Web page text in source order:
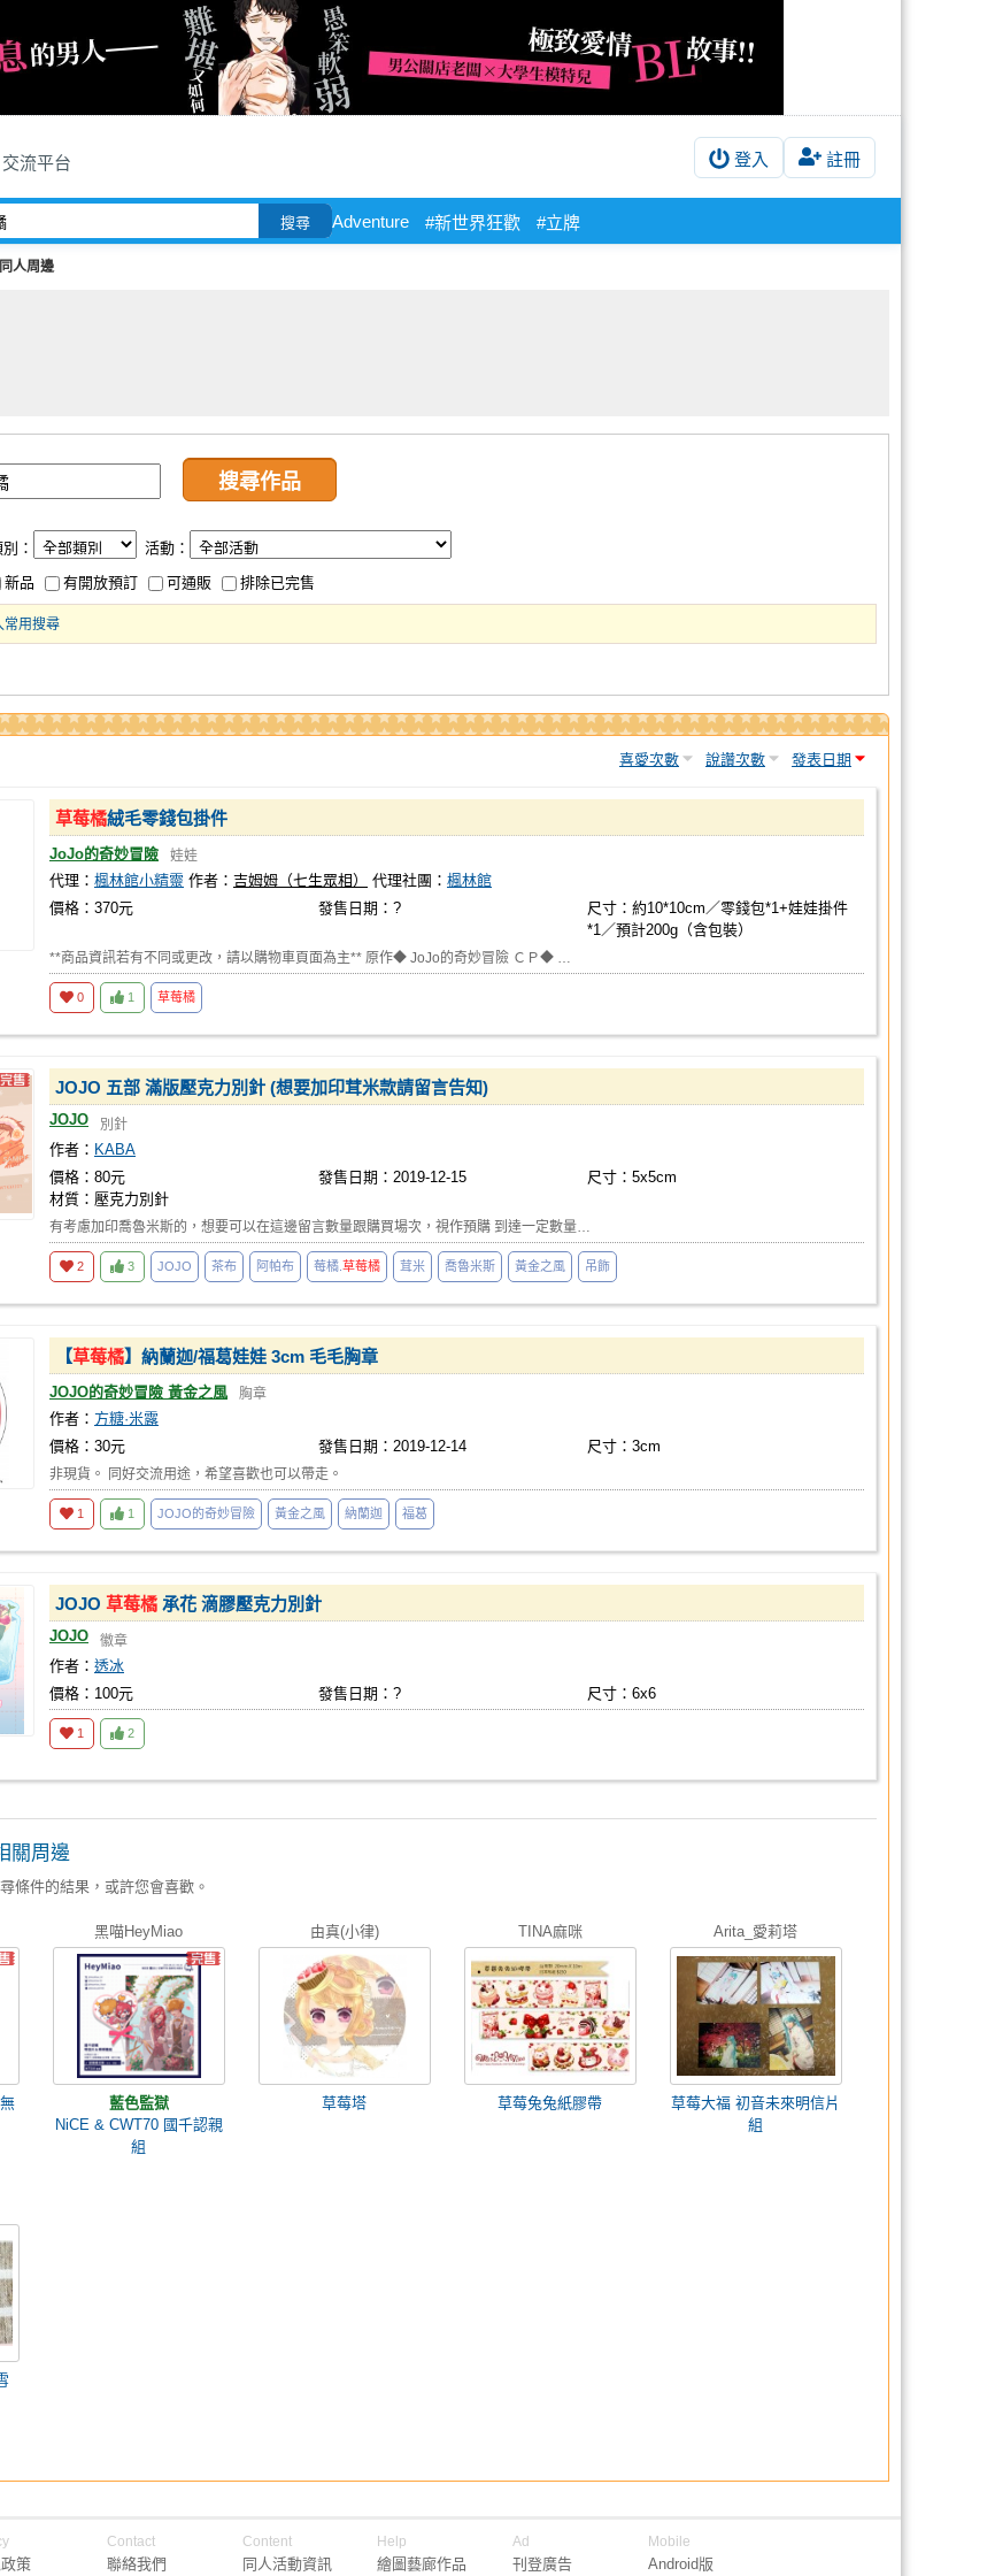
流平台 登入 註冊
搜尋 Adventure #新世界狂歡 #立牌
人周邊
：
活動：
新品 有開放預訂 可通販 排除已完售
常用搜尋
喜愛次數 說讚次數 發表日期
草莓橘絨毛零錢包掛件
JoJo的奇妙冒險 娃娃
代理： 楓林館小精靈 作者： 吉姆姆（七生眾相） 代理社團： 楓林館
價格：370元
發售日期：?
尺寸：約10*10cm／零錢包*1+娃娃掛件
*1／預計200g（含包裝）
**商品資訊若有不同或更改，請以購物車頁面為主** 原作◆ JoJo的奇妙冒險 ＣＰ◆ …
0 1 草莓橘
JOJO 五部 滿版壓克力別針 (想要加印茸米款請留言告知)
JOJO 別針
作者： KABA
價格：80元
發售日期：2019-12-15
尺寸：5x5cm
材質：壓克力別針
有考慮加印喬魯米斯的，想要可以在這邊留言數量跟購買場次，視作預購 到達一定數量…
2 3 JOJO 茶布 阿帕布 莓橘. 草莓橘 茸米 喬魯米斯 黃金之風 吊飾
【草莓橘】納蘭迦/福葛娃娃 3cm 毛毛胸章
JOJO的奇妙冒險 黃金之風 胸章
作者： 方糖·米露
價格：30元
發售日期：2019-12-14 尺寸：3cm
非現貨。 同好交流用途，希望喜歡也可以帶走。
1 1 JOJO的奇妙冒險 黃金之風 納蘭迦 福葛
JOJO 草莓橘 承花 滴膠壓克力別針
JOJO 徽章
作者： 透冰
價格：100元
發售日期：? 尺寸：6x6
1 2
關周邊
條件的結果，或許您會喜歡。
黑喵HeyMiao
藍色監獄
NiCE & CWT70 國千認親
組
由真(小律)
草莓塔
TINA麻咪
草莓兔兔紙膠帶
Arita_愛莉塔
草莓大福 初音未來明信片
組
策
Contact
聯絡我們
Content
同人活動資訊
Help
繪圖藝廊作品
Ad
刊登廣告
Mobile
Android版